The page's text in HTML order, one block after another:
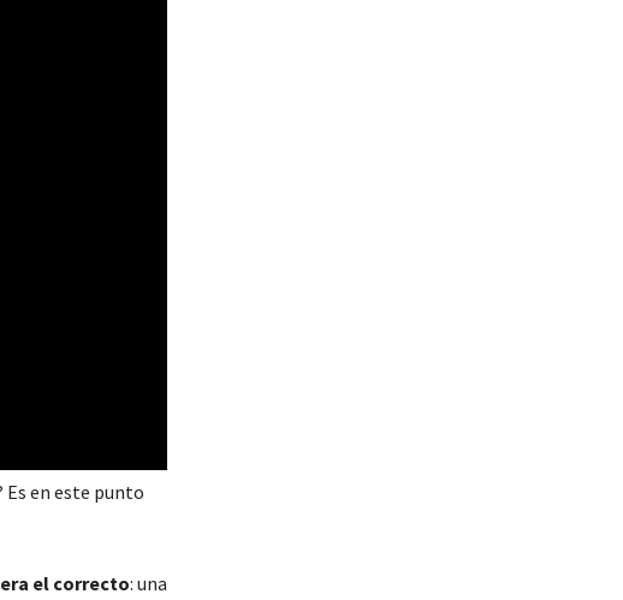
en este punto
el correcto: una